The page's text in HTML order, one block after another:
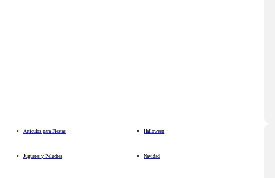
Artículos para Fiestas Halloween
Juguetes y Peluches Navidad